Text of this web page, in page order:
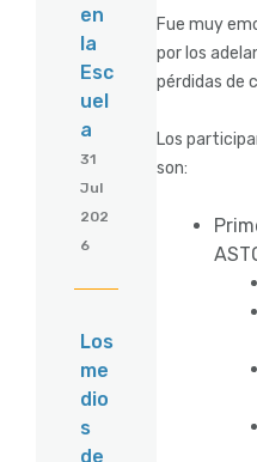
en
la
Esc
uel
a
31
Jul
202
6
Los
me
dio
s
de
Fue muy
por los
pérdidas de
Los
son: